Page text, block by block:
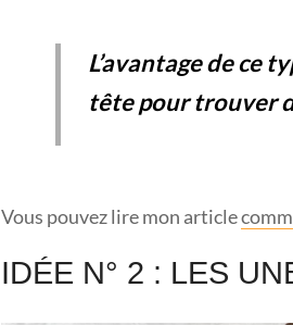
L’avantage de ce
tête pour trouver
Vous pouvez lire mon article
IDÉE N° 2 : LES